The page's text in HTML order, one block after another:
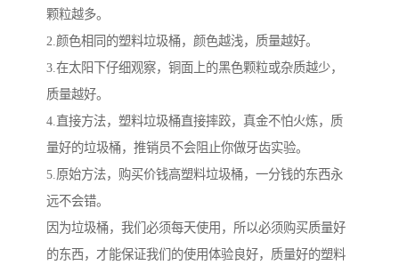
颗粒越多。
2.颜色相同的塑料垃圾桶，颜色越浅，质量越好。
3.在太阳下仔细观察，铜面上的黑色颗粒或杂质越少，
质量越好。
4.直接方法，塑料垃圾桶直接摔跤，真金不怕火炼，质
量好的垃圾桶，推销员不会阻止你做牙齿实验。
5.原始方法，购买价钱高塑料垃圾桶，一分钱的东西永
远不会错。
因为垃圾桶，我们必须每天使用，所以必须购买质量好
的东西，才能保证我们的使用体验良好，质量好的塑料